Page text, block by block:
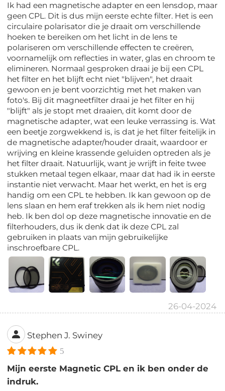
Ik had een magnetische adapter en een lensdop, maar
geen CPL. Dit is dus mijn eerste echte filter. Het is een
circulaire polarisator die je draait om verschillende
hoeken te bereiken om het licht in de lens te
polariseren om verschillende effecten te creëren,
voornamelijk om reflecties in water, glas en chroom te
elimineren. Normaal gesproken draai je bij een CPL
het filter en het blijft echt niet "blijven", het draait
gewoon en je bent voorzichtig met het maken van
foto's. Bij dit magneetfilter draai je het filter en hij
"blijft" als je stopt met draaien, dit komt door de
magnetische adapter, wat een leuke verrassing is. Wat
een beetje zorgwekkend is, is dat je het filter feitelijk in
de magnetische adapter/houder draait, waardoor er
wrijving en kleine krassende geluiden optreden als je
het filter draait. Natuurlijk, want je wrijft in feite twee
stukken metaal tegen elkaar, maar dat had ik in eerste
instantie niet verwacht. Maar het werkt, en het is erg
handig om een CPL te hebben. Ik kan gewoon op de
lens slaan en hem eraf trekken als ik hem niet nodig
heb. Ik ben dol op deze magnetische innovatie en de
filterhouders, dus ik denk dat ik deze CPL zal
gebruiken in plaats van mijn gebruikelijke
inschroefbare CPL.
26-04-2024
Stephen J. Swiney
5
Mijn eerste Magnetic CPL en ik ben onder de
indruk.